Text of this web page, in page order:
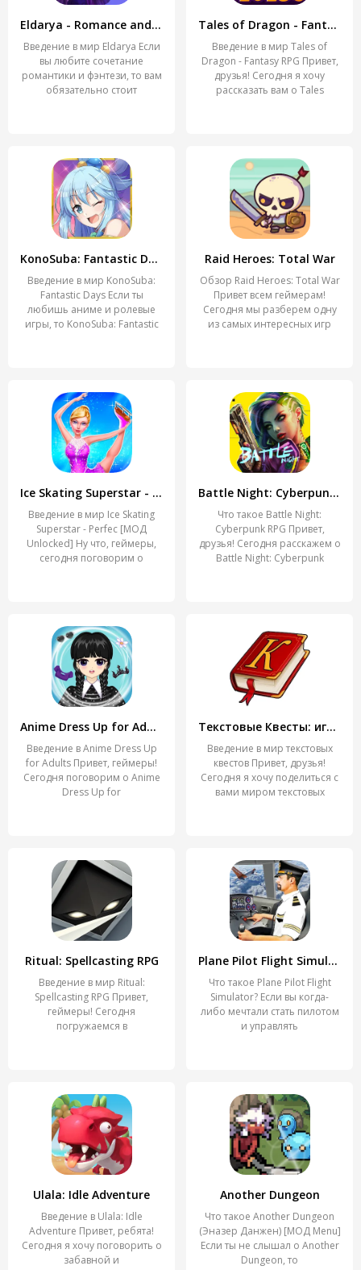
Eldarya - Romance and Fantasy
Введение в мир Eldarya Если
вы любите сочетание
романтики и фэнтези, то вам
обязательно стоит
Tales of Dragon - Fantasy RPG
Введение в мир Tales of
Dragon - Fantasy RPG Привет,
друзья! Сегодня я хочу
рассказать вам о Tales
KonoSuba: Fantastic Days
Введение в мир KonoSuba:
Fantastic Days Если ты
любишь аниме и ролевые
игры, то KonoSuba: Fantastic
Raid Heroes: Total War
Обзор Raid Heroes: Total War
Привет всем геймерам!
Сегодня мы разберем одну
из самых интересных игр
Ice Skating Superstar - Perfec
Введение в мир Ice Skating
Superstar - Perfec [МОД
Unlocked] Ну что, геймеры,
сегодня поговорим о
Battle Night: Cyberpunk RPG
Что такое Battle Night:
Cyberpunk RPG Привет,
друзья! Сегодня расскажем о
Battle Night: Cyberpunk
Anime Dress Up for Adults
Введение в Anime Dress Up
for Adults Привет, геймеры!
Сегодня поговорим о Anime
Dress Up for
Текстовые Квесты: играй и пиши
Введение в мир текстовых
квестов Привет, друзья!
Сегодня я хочу поделиться с
вами миром текстовых
Ritual: Spellcasting RPG
Введение в мир Ritual:
Spellcasting RPG Привет,
геймеры! Сегодня
погружаемся в
Plane Pilot Flight Simulator
Что такое Plane Pilot Flight
Simulator? Если вы когда-
либо мечтали стать пилотом
и управлять
Ulala: Idle Adventure
Введение в Ulala: Idle
Adventure Привет, ребята!
Сегодня я хочу поговорить о
забавной и
Another Dungeon
Что такое Another Dungeon
(Эназер Данжен) [МОД Menu]
Если ты не слышал о Another
Dungeon, то